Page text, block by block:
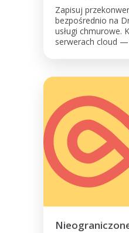
Zapisuj
bezpośrednio na
usługi chmurowe.
serwerach cloud —